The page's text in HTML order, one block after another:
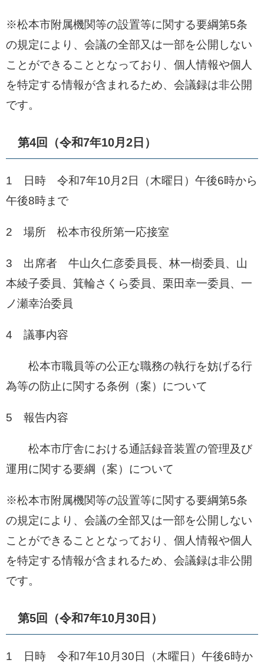
※松本市附属機関等の設置等に関する要綱第5条
の規定により、会議の全部又は一部を公開しない
ことができることとなっており、個人情報や個人
を特定する情報が含まれるため、会議録は非公開
です。
第4回（令和7年10月2日）
1 日時 令和7年10月2日（木曜日）午後6時から
午後8時まで
2 場所 松本市役所第一応接室
3 出席者 牛山久仁彦委員長、林一樹委員、山
本綾子委員、箕輪さくら委員、栗田幸一委員、一
ノ瀬幸治委員
4 議事内容
松本市職員等の公正な職務の執行を妨げる行
為等の防止に関する条例（案）について
5 報告内容
松本市庁舎における通話録音装置の管理及び
運用に関する要綱（案）について
※松本市附属機関等の設置等に関する要綱第5条
の規定により、会議の全部又は一部を公開しない
ことができることとなっており、個人情報や個人
を特定する情報が含まれるため、会議録は非公開
です。
第5回（令和7年10月30日）
1 日時 令和7年10月30日（木曜日）午後6時か